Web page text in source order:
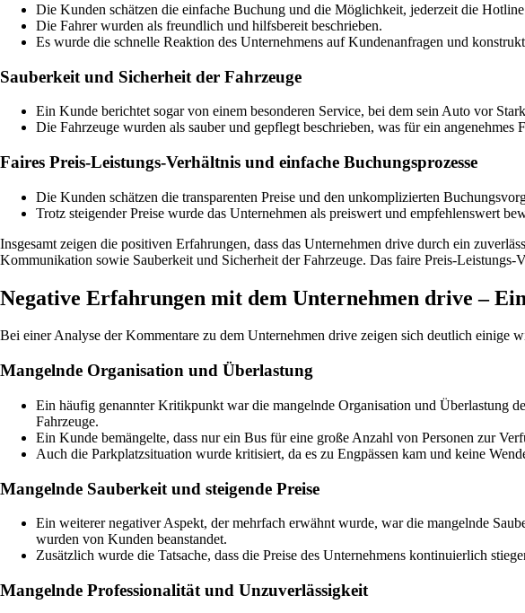
Die Kunden schätzen die einfache Buchung und die Möglichkeit, jederzeit die
Die Fahrer wurden als freundlich und hilfsbereit beschrieben.
Es wurde die schnelle Reaktion des Unternehmens auf Kundenanfragen und
Sauberkeit und Sicherheit der Fahrzeuge
Ein Kunde berichtet sogar von einem besonderen Service, bei dem sein Auto vor
Die Fahrzeuge wurden als sauber und gepflegt beschrieben, was für ein angenehmes
Faires Preis-Leistungs-Verhältnis und einfache Buchungsprozesse
Die Kunden schätzen die transparenten Preise und den unkomplizierten
Trotz steigender Preise wurde das Unternehmen als preiswert und empfehlenswert
Insgesamt zeigen die positiven Erfahrungen, dass das Unternehmen drive durch ein
Kommunikation sowie Sauberkeit und Sicherheit der Fahrzeuge. Das faire Preis-
Negative Erfahrungen mit dem Unternehmen drive –
Bei einer Analyse der Kommentare zu dem Unternehmen drive zeigen sich deutlich einige
Mangelnde Organisation und Überlastung
Ein häufig genannter Kritikpunkt war die mangelnde Organisation und Überlastung
Fahrzeuge.
Ein Kunde bemängelte, dass nur ein Bus für eine große Anzahl von Personen zur
Auch die Parkplatzsituation wurde kritisiert, da es zu Engpässen kam und keine
Mangelnde Sauberkeit und steigende Preise
Ein weiterer negativer Aspekt, der mehrfach erwähnt wurde, war die mangelnde
wurden von Kunden beanstandet.
Zusätzlich wurde die Tatsache, dass die Preise des Unternehmens kontinuierlich
Mangelnde Professionalität und Unzuverlässigkeit